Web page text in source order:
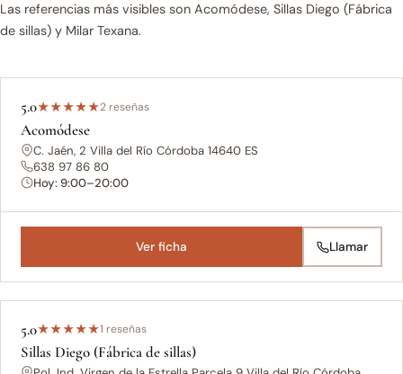
Las referencias más visibles son Acomódese, Sillas Diego (Fábrica
de sillas) y Milar Texana.
5.0★★★★★2 reseñas
Acomódese
C. Jaén, 2 Villa del Río Córdoba 14640 ES
638 97 86 80
Hoy: 9:00–20:00
Ver ficha Llamar
5.0★★★★★1 reseñas
Sillas Diego (Fábrica de sillas)